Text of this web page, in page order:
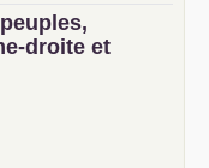
le marxisme est la
et ouvrier
droite et